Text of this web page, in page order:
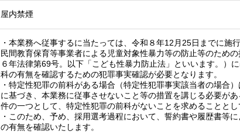
屋内禁煙
・本業務へ従事するに当たっては、令和８年12月25日までに施
民間教育保育等事業者による児童対象性暴力等の防止等のため
６年法律第69号。以下「こども性暴力防止法」といいます。）
科の有無を確認するための犯罪事実確認が必要となります。
・特定性犯罪の前科がある場合（特定性犯罪事実該当者の場合
に基づき、本業務に従事させないこと等の措置を講じる必要が
件の一つとして、特定性犯罪の前科がないことを求めることと
・このため、予め、採用選考過程において、誓約書や履歴書等
の有無を確認いたします。